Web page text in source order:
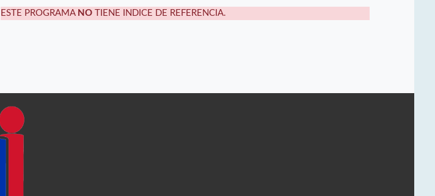
ESTE PROGRAMA NO TIENE INDICE DE REFERENCIA.